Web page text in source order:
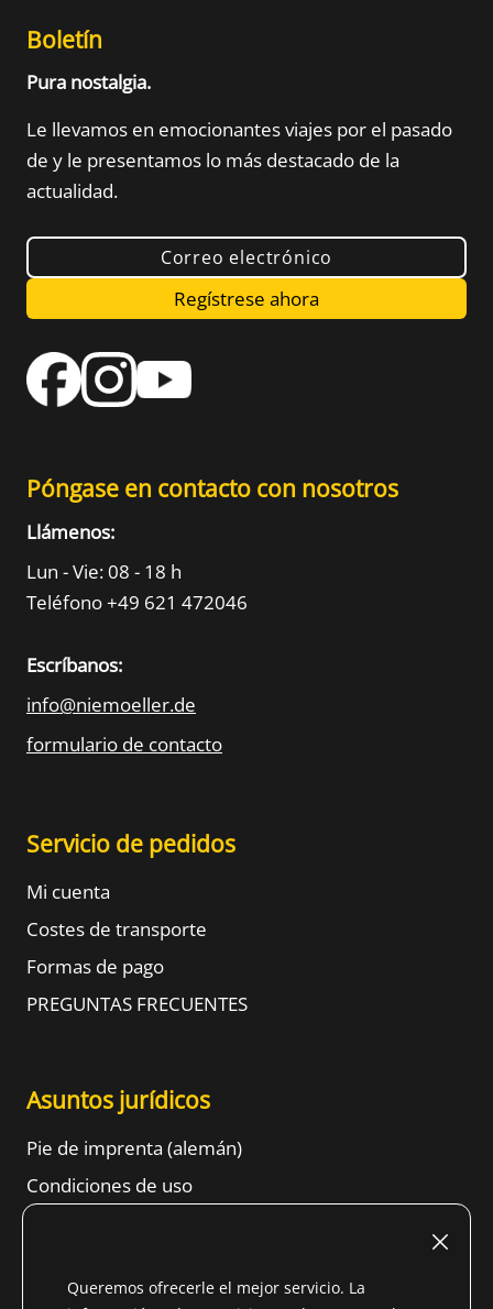
Boletín
Pura nostalgia.
Le llevamos en emocionantes viajes por el pasado
de y le presentamos lo más destacado de la
actualidad.
Correo electrónico
Regístrese ahora
Póngase en contacto con nosotros
Llámenos:
Lun - Vie: 08 - 18 h
Teléfono +49 621 472046
Escríbanos:
info@niemoeller.de
formulario de contacto
Servicio de pedidos
Mi cuenta
Costes de transporte
Formas de pago
PREGUNTAS FRECUENTES
Asuntos jurídicos
Pie de imprenta (alemán)
Condiciones de uso
Información sobre protección de datos
Queremos ofrecerle el mejor servicio. La